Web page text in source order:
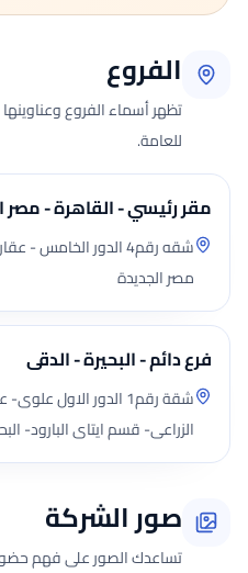
الفروع
تظهر أسماء الفروع
للعامة.
مقر رئيسي - القاهرة - مصر
مصر الجديدة
فرع دائم - البحيرة - الدقى
شقة رقم1 الدور الاول
الزراعى- قسم ايتاى البارود-
صور الشركة
تساعدك الصور على فهم حضور